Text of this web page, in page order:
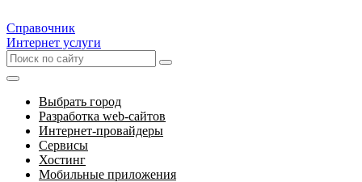
Справочник
Интернет услуги
Выбрать город
Разработка web-сайтов
Интернет-провайдеры
Сервисы
Хостинг
Мобильные приложения